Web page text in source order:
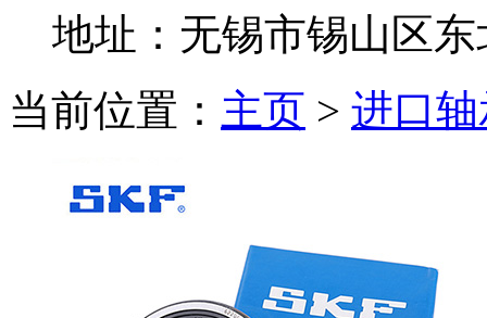
地址：无锡市锡山区
当前位置： 主页 > 进口